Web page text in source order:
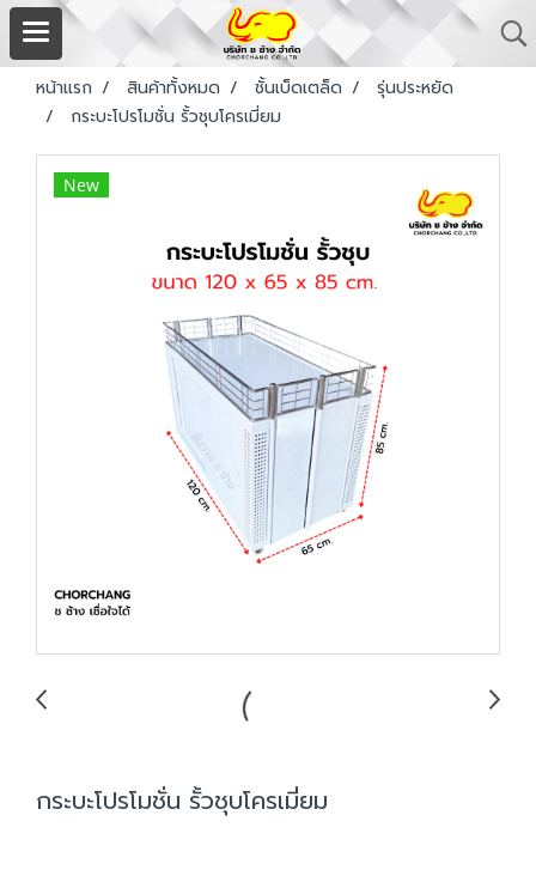
หน้าแรก สินค้าทั้งหมด ชั้นเบ็ดเตล็ด
รุ่นประหยัด
กระบะโปรโมชั่น รั้วชุบโครเมี่ยม
New
กระบะโปรโมชั่น รั้วชุบโครเมี่ยม